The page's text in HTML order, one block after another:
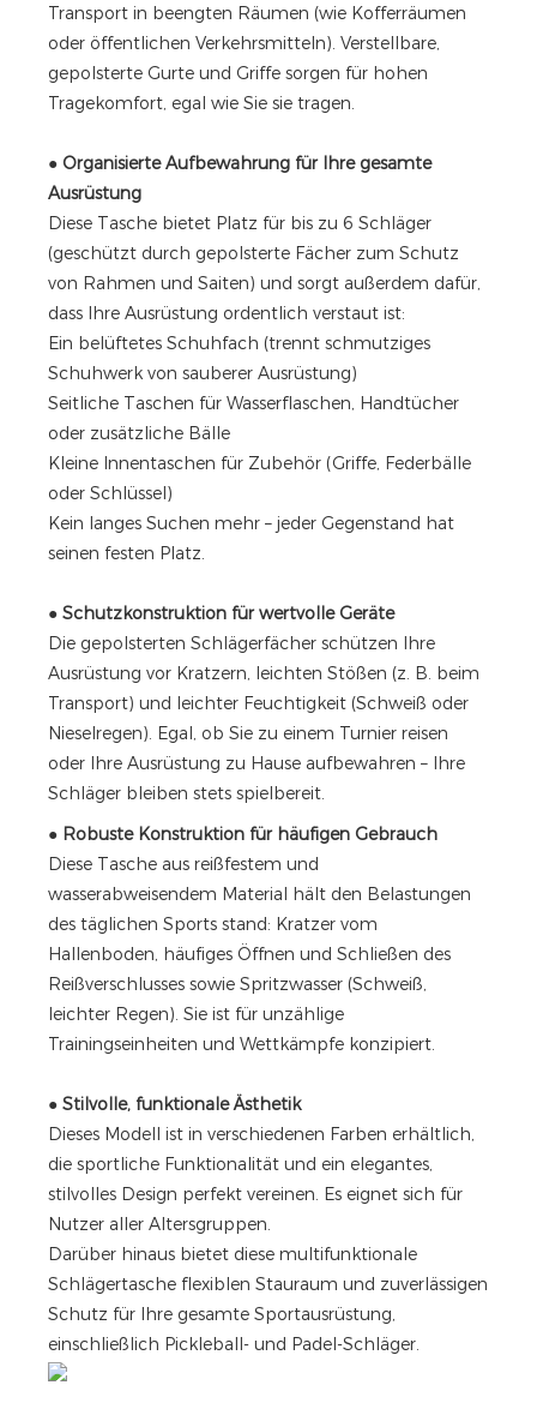
Transport in beengten Räumen (wie Kofferräumen
oder öffentlichen Verkehrsmitteln). Verstellbare,
gepolsterte Gurte und Griffe sorgen für hohen
Tragekomfort, egal wie Sie sie tragen.
● Organisierte Aufbewahrung für Ihre gesamte
Ausrüstung
Diese Tasche bietet Platz für bis zu 6 Schläger
(geschützt durch gepolsterte Fächer zum Schutz
von Rahmen und Saiten) und sorgt außerdem dafür,
dass Ihre Ausrüstung ordentlich verstaut ist:
Ein belüftetes Schuhfach (trennt schmutziges
Schuhwerk von sauberer Ausrüstung)
Seitliche Taschen für Wasserflaschen, Handtücher
oder zusätzliche Bälle
Kleine Innentaschen für Zubehör (Griffe, Federbälle
oder Schlüssel)
Kein langes Suchen mehr – jeder Gegenstand hat
seinen festen Platz.
● Schutzkonstruktion für wertvolle Geräte
Die gepolsterten Schlägerfächer schützen Ihre
Ausrüstung vor Kratzern, leichten Stößen (z. B. beim
Transport) und leichter Feuchtigkeit (Schweiß oder
Nieselregen). Egal, ob Sie zu einem Turnier reisen
oder Ihre Ausrüstung zu Hause aufbewahren – Ihre
Schläger bleiben stets spielbereit.
● Robuste Konstruktion für häufigen Gebrauch
Diese Tasche aus reißfestem und
wasserabweisendem Material hält den Belastungen
des täglichen Sports stand: Kratzer vom
Hallenboden, häufiges Öffnen und Schließen des
Reißverschlusses sowie Spritzwasser (Schweiß,
leichter Regen). Sie ist für unzählige
Trainingseinheiten und Wettkämpfe konzipiert.
● Stilvolle, funktionale Ästhetik
Dieses Modell ist in verschiedenen Farben erhältlich,
die sportliche Funktionalität und ein elegantes,
stilvolles Design perfekt vereinen. Es eignet sich für
Nutzer aller Altersgruppen.
Darüber hinaus bietet diese multifunktionale
Schlägertasche flexiblen Stauraum und zuverlässigen
Schutz für Ihre gesamte Sportausrüstung,
einschließlich Pickleball- und Padel-Schläger.